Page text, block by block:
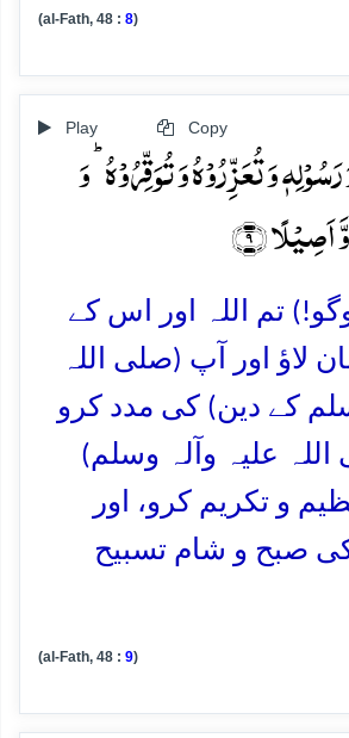
(al-Fath, 48 : 8)
Play Copy
وَ تُعَزِّرُوۡہُ وَ تُوَقِّرُوۡہُ ؕ وَ
﴿۹﴾
تم اللہ اور اس کے
لاؤ اور آپ (صلی اللہ
کے دین) کی مدد کرو
علیہ وآلہ وسلم)
و تکریم کرو، اور
کی صبح و شام تسبیح
(al-Fath, 48 : 9)